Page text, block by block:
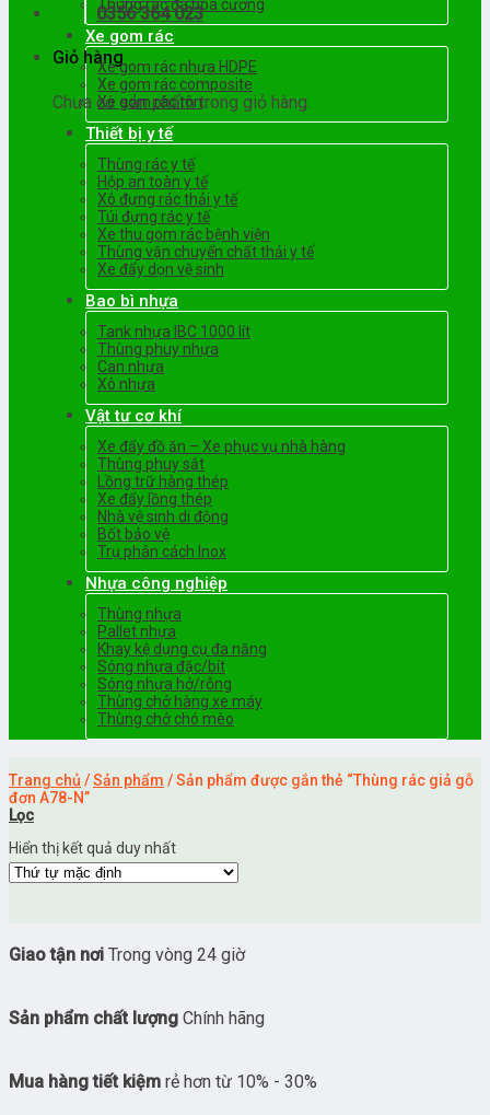
0356 364 023
Giỏ hàng
Chưa có sản phẩm trong giỏ hàng.
Thùng rác đá hoa cương
Xe gom rác
Xe gom rác nhựa HDPE
Xe gom rác composite
Xe gom rác tôn
Thiết bị y tế
Thùng rác y tế
Hộp an toàn y tế
Xô đựng rác thải y tế
Túi đựng rác y tế
Xe thu gom rác bệnh viện
Thùng vận chuyển chất thải y tế
Xe đẩy dọn vệ sinh
Bao bì nhựa
Tank nhựa IBC 1000 lít
Thùng phuy nhựa
Can nhựa
Xô nhựa
Vật tư cơ khí
Xe đẩy đồ ăn – Xe phục vụ nhà hàng
Thùng phuy sắt
Lồng trữ hàng thép
Xe đẩy lồng thép
Nhà vệ sinh di động
Bốt bảo vệ
Trụ phân cách Inox
Nhựa công nghiệp
Thùng nhựa
Pallet nhựa
Khay kệ dụng cụ đa năng
Sóng nhựa đặc/bít
Sóng nhựa hở/rỗng
Thùng chở hàng xe máy
Thùng chở chó mèo
Trang chủ /Sản phẩm /Sản phẩm được gắn thẻ “Thùng rác giả gỗ
đơn A78-N”
Lọc
Hiển thị kết quả duy nhất
Giao tận nơi Trong vòng 24 giờ
Sản phẩm chất lượng Chính hãng
Mua hàng tiết kiệm rẻ hơn từ 10% - 30%